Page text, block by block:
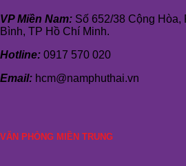
VP Miền Nam: Số 652/38 Cộng
Bình, TP Hồ Chí Minh.
Hotline: 0917 570 020
Email: hcm@namphuthai.vn
VĂN PHÒNG MIỀN TRUNG